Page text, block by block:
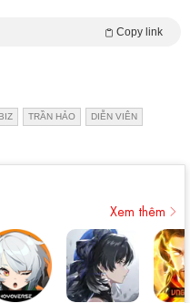
Copy link
TRẦN HẢO DIỄN VIÊN
Xem thêm